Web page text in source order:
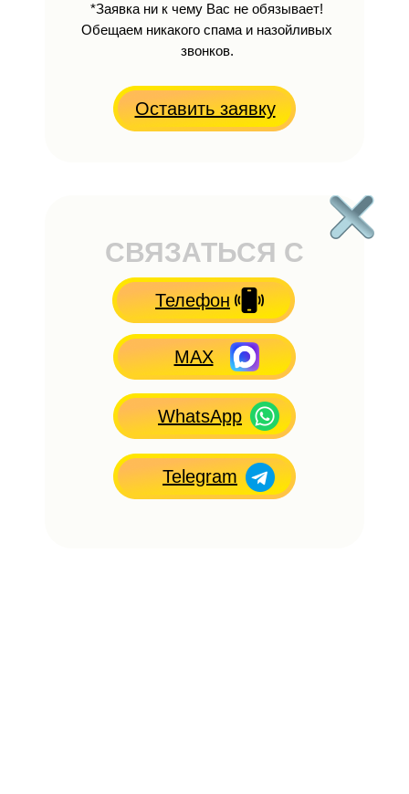
Оставить заявку
*Заявка ни к чему Вас не обязывает!
Обещаем никакого спама и назойливых
звонков.
СВЯЗАТЬСЯ С
НАМИ
Telegram
WhatsApp
MAX
Телефон